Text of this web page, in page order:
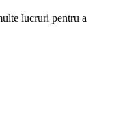
lucruri pentru a